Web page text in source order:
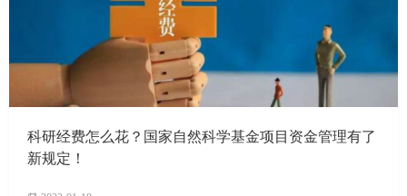
科研经费怎么花？国家自然科学基金项目资金管理有了
新规定！